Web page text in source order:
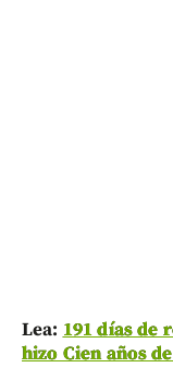
Lea: 191 días de
hizo Cien años